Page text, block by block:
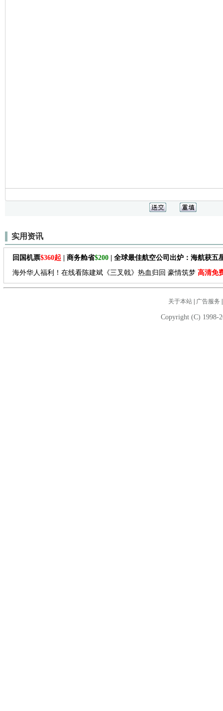
实用资讯
回国机票$360起 | 商务舱省$200 | 全球最佳航空公司出炉：海航获五
海外华人福利！在线看陈建斌《三叉戟》热血归回 豪情筑梦 高清免
关于本站| 广告服务
Copyright (C) 1998-